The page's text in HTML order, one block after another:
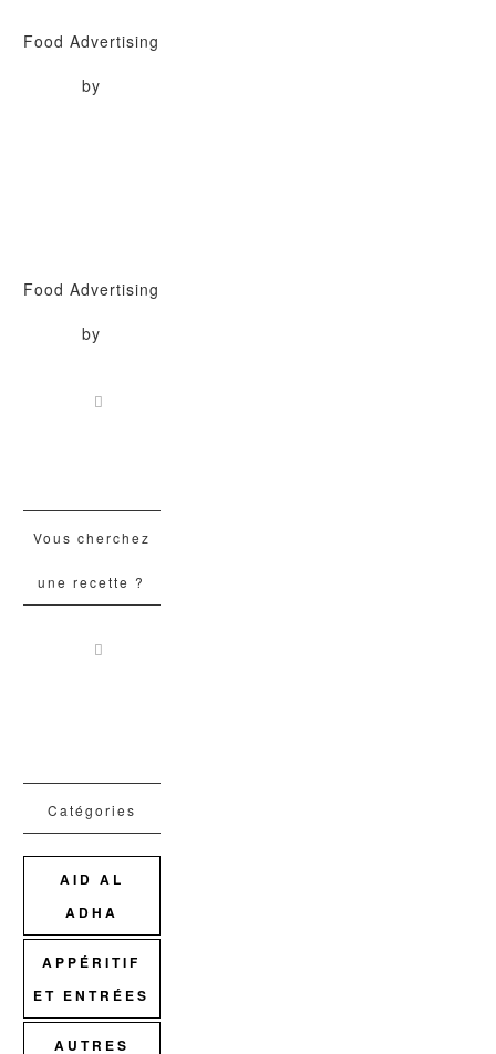
Food Advertising
by
Food Advertising
by
Vous cherchez
une recette ?
Catégories
AID AL
ADHA
APPÉRITIF
ET ENTRÉES
AUTRES